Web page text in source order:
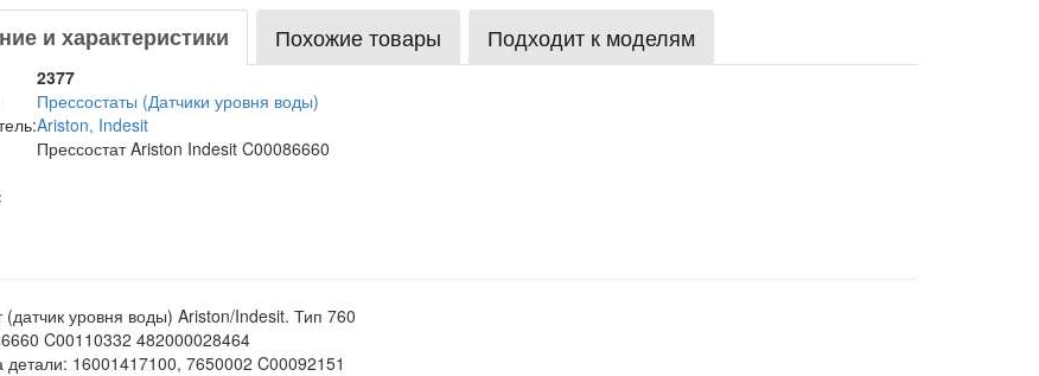
и характеристики Похожие товары Подходит к моделям
2377
Прессостаты (Датчики уровня воды)
Ariston, Indesit
Прессостат Ariston Indesit C00086660
(датчик уровня воды) Ariston/Indesit. Тип 760
C00110332 482000028464
детали: 16001417100, 7650002 C00092151